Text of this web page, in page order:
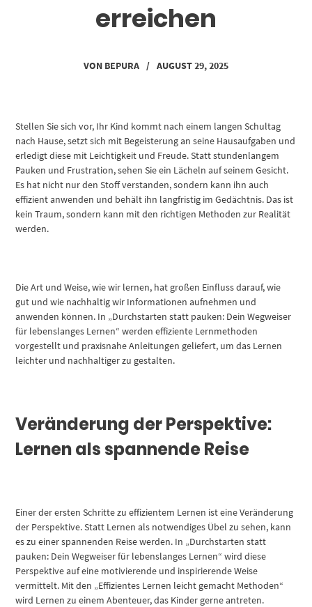
erreichen
VON BEPURA / AUGUST 29, 2025
Stellen Sie sich vor, Ihr Kind kommt nach einem langen Schultag
nach Hause, setzt sich mit Begeisterung an seine Hausaufgaben und
erledigt diese mit Leichtigkeit und Freude. Statt stundenlangem
Pauken und Frustration, sehen Sie ein Lächeln auf seinem Gesicht.
Es hat nicht nur den Stoff verstanden, sondern kann ihn auch
effizient anwenden und behält ihn langfristig im Gedächtnis. Das ist
kein Traum, sondern kann mit den richtigen Methoden zur Realität
werden.
Die Art und Weise, wie wir lernen, hat großen Einfluss darauf, wie
gut und wie nachhaltig wir Informationen aufnehmen und
anwenden können. In „Durchstarten statt pauken: Dein Wegweiser
für lebenslanges Lernen“ werden effiziente Lernmethoden
vorgestellt und praxisnahe Anleitungen geliefert, um das Lernen
leichter und nachhaltiger zu gestalten.
Veränderung der Perspektive:
Lernen als spannende Reise
Einer der ersten Schritte zu effizientem Lernen ist eine Veränderung
der Perspektive. Statt Lernen als notwendiges Übel zu sehen, kann
es zu einer spannenden Reise werden. In „Durchstarten statt
pauken: Dein Wegweiser für lebenslanges Lernen“ wird diese
Perspektive auf eine motivierende und inspirierende Weise
vermittelt. Mit den „Effizientes Lernen leicht gemacht Methoden“
wird Lernen zu einem Abenteuer, das Kinder gerne antreten.